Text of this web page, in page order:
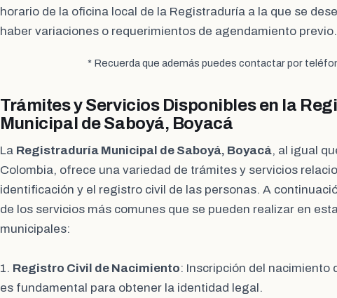
horario de la oficina local de la Registraduría a la que se
haber variaciones o requerimientos de agendamiento previo.
* Recuerda que además puedes contactar por
Trámites y Servicios Disponibles en la
Municipal de Saboyá, Boyacá
La Registraduría Municipal de Saboyá, Boyacá, al igual
Colombia, ofrece una variedad de trámites y servicios
identificación y el registro civil de las personas. A
de los servicios más comunes que se pueden realizar en
municipales:
1. Registro Civil de Nacimiento: Inscripción del nacimiento
es fundamental para obtener la identidad legal.